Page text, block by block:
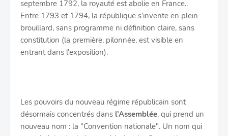
septembre 1792, la royauté est abolie en France..
Entre 1793 et 1794, la république s’invente en plein
brouillard, sans programme ni définition claire, sans
constitution (la première, pilonnée, est visible en
entrant dans l'exposition).
Les pouvoirs du nouveau régime républicain sont
désormais concentrés dans l’Assemblée, qui prend un
nouveau nom : la "Convention nationale". Un nom qui